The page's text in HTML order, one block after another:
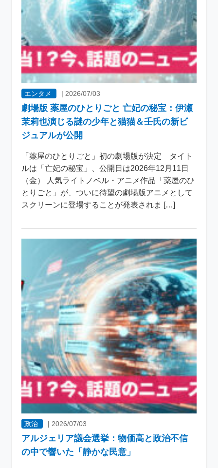
エンタメ | 2026/07/03
劇場版 薬屋のひとりごと 亡妃の秘宝：伊瀬
茉莉也演じる謎の少年と猫猫＆壬氏の新ビ
ジュアルが公開
「薬屋のひとりごと」初の劇場版が決定 タイト
ルは「亡妃の秘宝」、公開日は2026年12月11日
（金） 人気ライトノベル・アニメ作品「薬屋のひ
とりごと」が、ついに待望の劇場版アニメとして
スクリーンに登場することが発表されま […]
政治 |2026/07/03
アルジェリア議会選挙：物価高と政治不信
の中で響いた「静かな民意」